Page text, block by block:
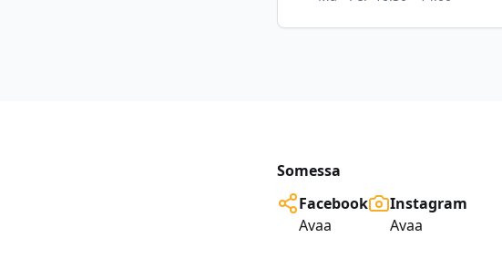
Somessa
Facebook
Avaa
Instagram
Avaa